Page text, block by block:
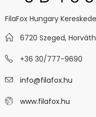
FilaFox Hungary
6720 Szeged,
+36 30/777-9690
info@filafox.hu
www.filafox.hu